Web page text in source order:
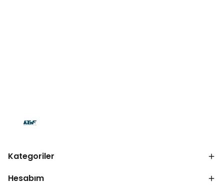
Kategoriler
Hesabım